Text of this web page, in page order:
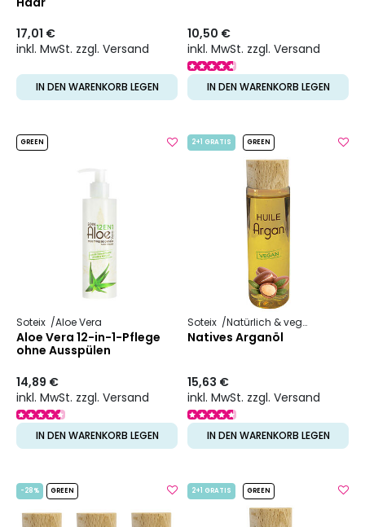
17,01 €
inkl. MwSt. zzgl. Versand
IN DEN WARENKORB LEGEN
10,50 €
inkl. MwSt. zzgl. Versand
IN DEN WARENKORB LEGEN
GREEN
Soteix Aloe Vera
Aloe Vera 12-in-1-Pflege
ohne Ausspülen
14,89 €
inkl. MwSt. zzgl. Versand
IN DEN WARENKORB LEGEN
2+1 GRATIS GREEN
Soteix Natürlich & vegan
Natives Arganöl
15,63 €
inkl. MwSt. zzgl. Versand
IN DEN WARENKORB LEGEN
-28% GREEN 2+1 GRATIS GREEN